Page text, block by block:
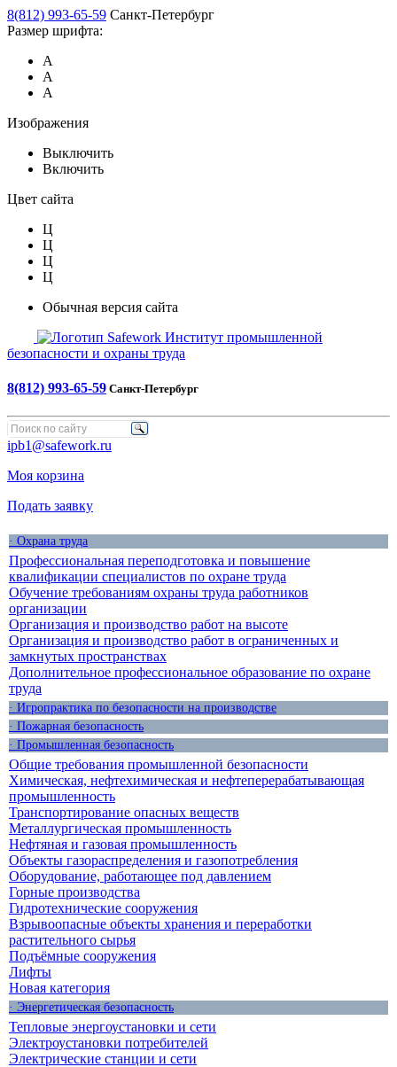
8(812) 993-65-59 Санкт-Петербург
Размер шрифта:
А
А
А
Изображения
Выключить
Включить
Цвет сайта
Ц
Ц
Ц
Ц
Обычная версия сайта
Safework Институт промышленной
безопасности и охраны труда
8(812) 993-65-59 Санкт-Петербург
ipb1@safework.ru
Моя корзина
Подать заявку
· Охрана труда
Профессиональная переподготовка и повышение
квалификации специалистов по охране труда
Обучение требованиям охраны труда работников
организации
Организация и производство работ на высоте
Организация и производство работ в ограниченных и
замкнутых пространствах
Дополнительное профессиональное образование по охране
труда
· Игропрактика по безопасности на производстве
· Пожарная безопасность
· Промышленная безопасность
Общие требования промышленной безопасности
Химическая, нефтехимическая и нефтеперерабатывающая
промышленность
Транспортирование опасных веществ
Металлургическая промышленность
Нефтяная и газовая промышленность
Объекты газораспределения и газопотребления
Оборудование, работающее под давлением
Горные производства
Гидротехнические сооружения
Взрывоопасные объекты хранения и переработки
растительного сырья
Подъёмные сооружения
Лифты
Новая категория
· Энергетическая безопасность
Тепловые энергоустановки и сети
Электроустановки потребителей
Электрические станции и сети